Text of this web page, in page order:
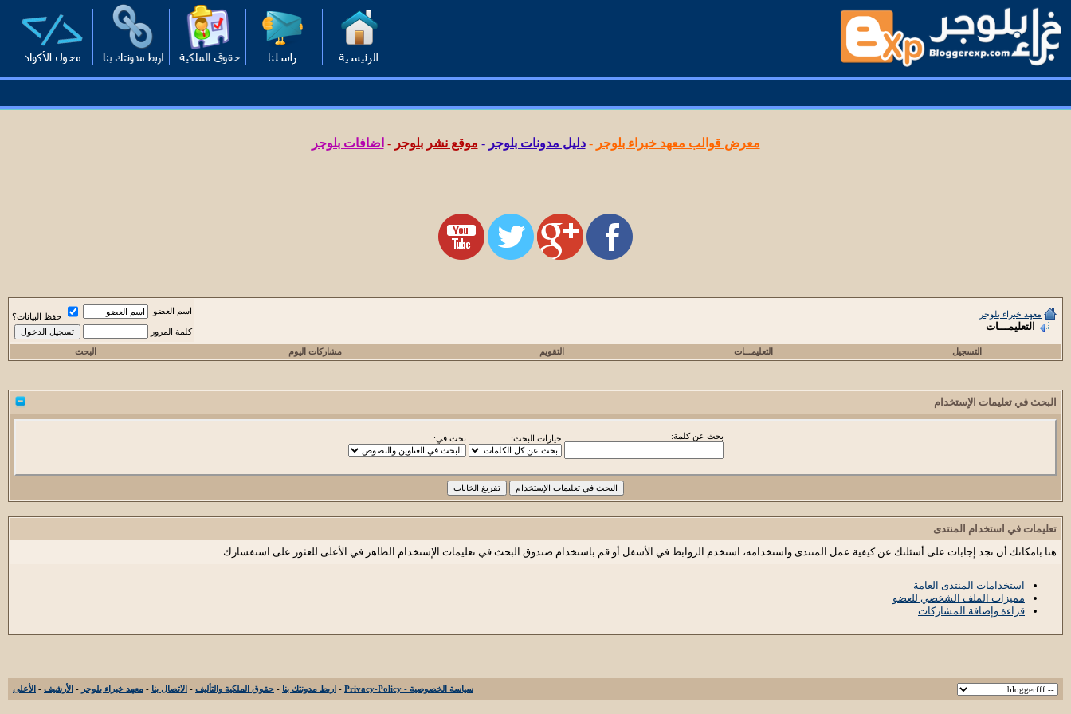
معرض قوالب معهد خبراء بلوجر -دليل مدونات بلوجر - موقع نشر بلوجر - اضافات بلوجر
معهد خبراء بلوجر
التعليمـــات
اسم العضو
حفظ البيانات؟
كلمة المرور
التسجيل التعليمـــات التقويم مشاركات اليوم البحث
البحث في تعليمات الإستخدام
بحث عن كلمة: خيارات البحث: بحث في:
تعليمات في استخدام المنتدى
هنا بامكانك أن تجد إجابات على أسئلتك عن كيفية عمل المنتدى واستخدامه، استخدم الروابط في الأسفل أو قم باستخدام صندوق البحث في تعليمات الإستخدام الظاهر في الأعلى للعثور على استفسارك.
استخدامات المنتدى العامة
مميزات الملف الشخصي للعضو
قراءة وإضافة المشاركات
سياسة الخصوصية - Privacy-Policy - اربط مدونتك بنا - حقوق الملكية والتأليف - الاتصال بنا - معهد خبراء بلوجر - الأرشيف - الأعلى